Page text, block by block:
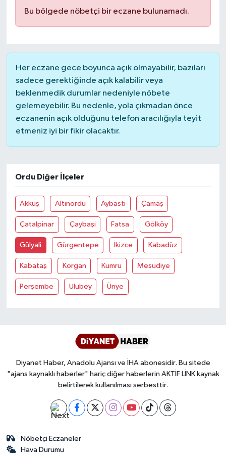
Bu bölgede nöbetçi bir eczane bulunamadı.
Her eczane gece boyunca açık olmayabilir, bazıları
sadece gerektiğinde açık kalabilir veya
beklenmedik durumlar nedeniyle nöbete
gelemeyebilir. Bu nedenle, yola çıkmadan önce
eczanenin açık olduğunu telefon aracılığıyla teyit
etmeniz iyi bir fikir olacaktır.
Ordu Diğer İlçeler
Akkuş Altinordu Aybasti Çamaş
Çatalpinar Çaybaşi Fatsa Gölköy
Gülyali Gürgentepe İkizce Kabadüz
Kabataş Korgan Kumru Mesudiye
Perşembe Ulubey Ünye
Diyanet Haber, Anadolu Ajansı ve İHA abonesidir. Bu sitede
"ajans kaynaklı haberler" hariç diğer haberlerin AKTİF LİNK kaynak
belirtilerek kullanılması serbesttir.
Nöbetçi Eczaneler
Hava Durumu
Ardahan Müftülüğü
Aydın Müftülüğü
Balıkesir Müftülüğü
Bartın Müftülüğü
Batman Müftülüğü
Bayburt Müftülüğü
Bilecik Müftülüğü
Bingöl Müftülüğü
Bitlis Müftülüğü
Bolu Müftülüğü
Çankırı Müftülüğü
Çorum Müftülüğü
Kudüs
Mukabele
Peygamberimizin Hayatı
Ramazan
Sahabeler
Zekat
Hutbeler
DİYANET GENÇLİK
DİYANET RADYO/TV
DEPREM
Dünya
Eğitim
Kültür-Sanat
Aile
Sağlık
Makaleler
Bilim, Teknoloji
Biyografiler